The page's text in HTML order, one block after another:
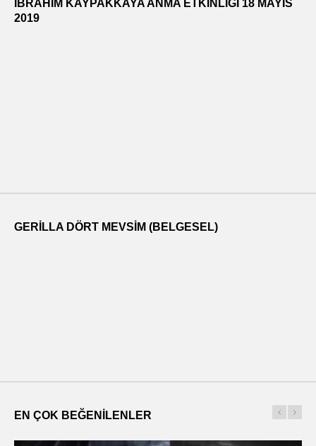
İBRAHİM KAYPAKKAYA ANMA ETKİNLİĞİ 18 MAYIS
2019
GERILLA DÖRT MEVSIM (BELGESEL)
EN ÇOK BEĞENILENLER